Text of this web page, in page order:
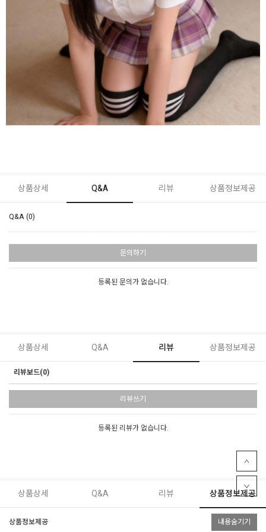
상품상세 Q&A 리뷰 상품정보제공
Q&A (0)
문의하기
등록된 문의가 없습니다.
상품상세 Q&A 리뷰 상품정보제공
리뷰보드(0)
리뷰쓰기
등록된 리뷰가 없습니다.
상품상세 Q&A 리뷰 상품정보제공
상품정보제공 내용숨기기